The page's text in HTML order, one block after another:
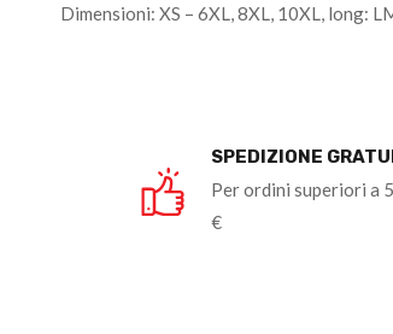
Dimensioni: XS – 6XL, 8XL, 10XL, long:
SPEDIZIONE
Per ordini superiori a
€